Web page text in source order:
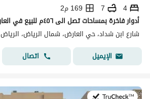
4
7
169 م2
أدوار فاخرة بمساحات تصل الى ٤٥٦م للبيع في العارض
شارع ابن شداد، حي العارض، شمال الرياض، الرياض
الإيميل
اتصال
في:27 يوليو 2026